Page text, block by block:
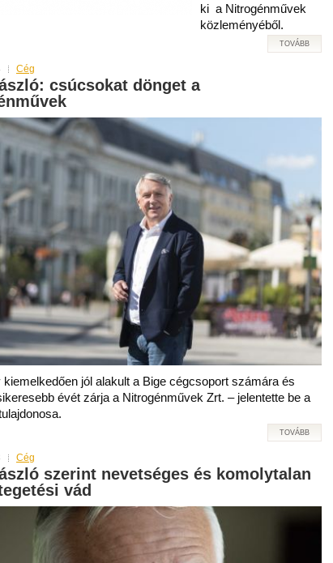
ki a Nitrogénművek
közleményéből.
TOVÁBB
Cég
csúcsokat dönget a
kiemelkedően jól alakult a Bige cégcsoport számára és
évét zárja a Nitrogénművek Zrt. – jelentette be a
TOVÁBB
Cég
szerint nevetséges és komolytalan
vád